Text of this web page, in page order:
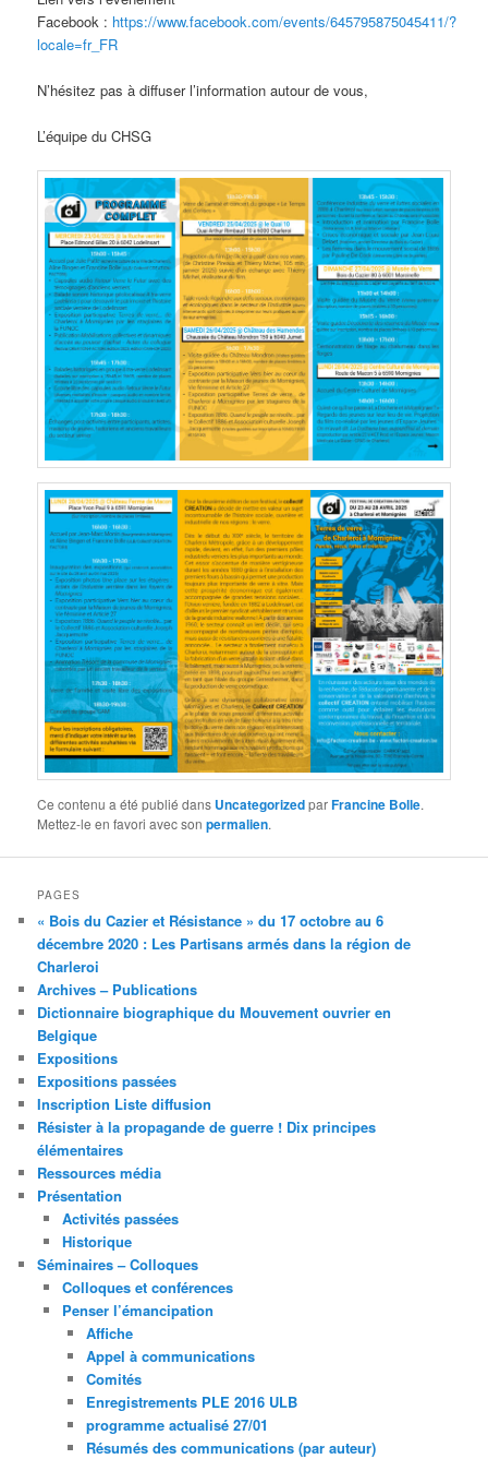
Facebook : https://www.facebook.com/events/645795875045411/?
locale=fr_FR
N’hésitez pas à diffuser l’information autour de vous,
L’équipe du CHSG
Ce contenu a été publié dans UncategorizedparFrancine Bolle.
Mettez-le en favori avec sonpermalien.
PAGES
« Bois du Cazier et Résistance » du 17 octobre au 6
décembre 2020 : Les Partisans armés dans la région de
Charleroi
Archives – Publications
Dictionnaire biographique du Mouvement ouvrier en
Belgique
Expositions
Expositions passées
Inscription Liste diffusion
Résister à la propagande de guerre ! Dix principes
élémentaires
Ressources média
Présentation
Activités passées
Historique
Séminaires – Colloques
Colloques et conférences
Penser l’émancipation
Affiche
Appel à communications
Comités
Enregistrements PLE 2016 ULB
programme actualisé 27/01
Résumés des communications (par auteur)